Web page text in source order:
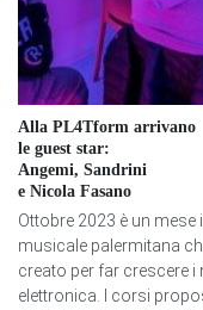
Alla PL4Tform arrivano
le guest star:
Angemi, Sandrini
e Nicola Fasano
Ottobre 2023 è un
musicale palermitana
creato per far crescere
elettronica. I corsi